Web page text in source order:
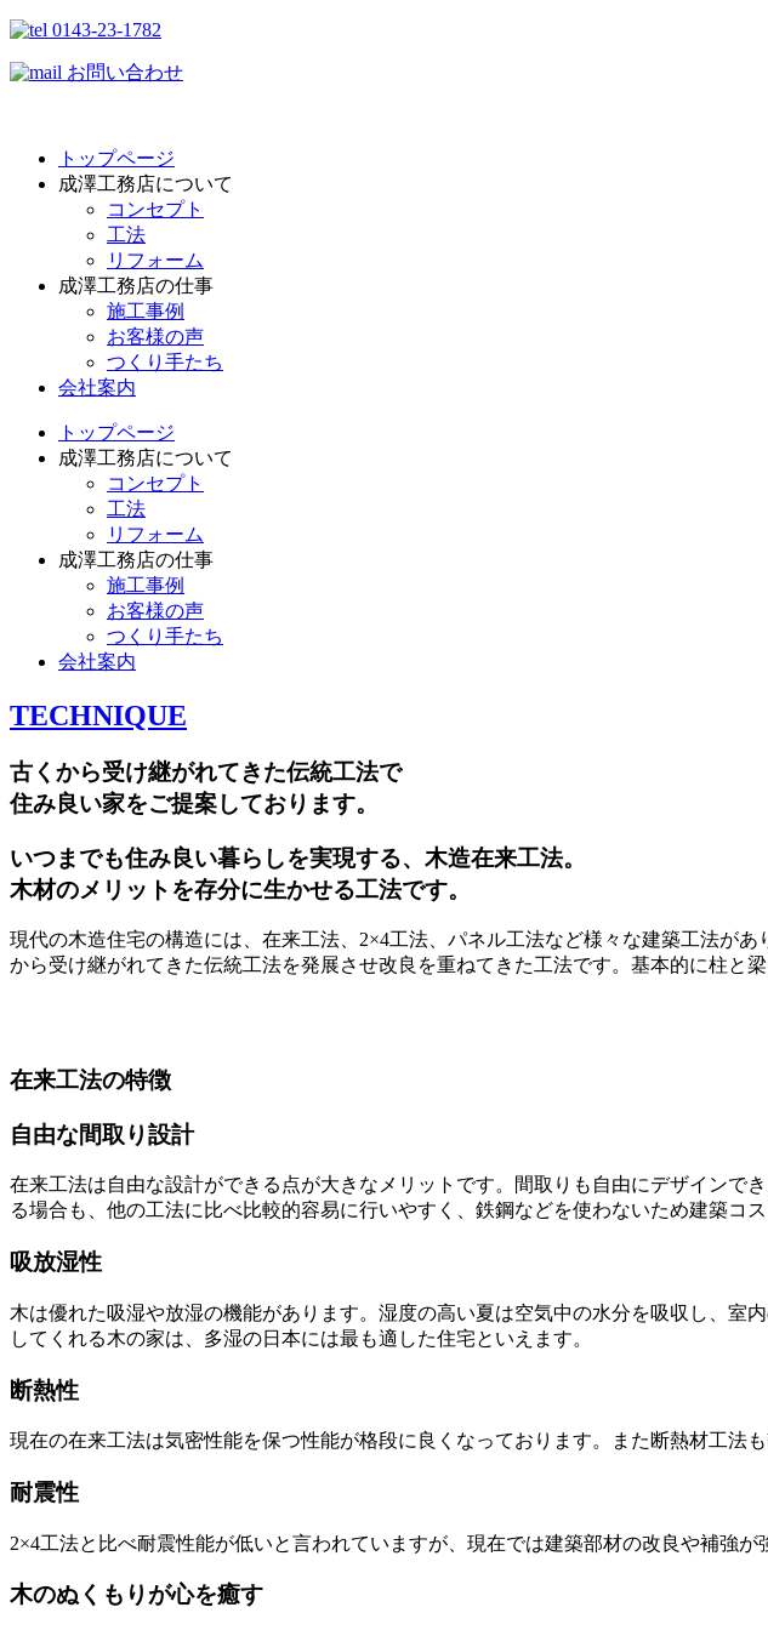
0143-23-1782
お問い合わせ
トップページ
成澤工務店について
コンセプト
工法
リフォーム
成澤工務店の仕事
施工事例
お客様の声
つくり手たち
会社案内
トップページ
成澤工務店について
コンセプト
工法
リフォーム
成澤工務店の仕事
施工事例
お客様の声
つくり手たち
会社案内
TECHNIQUE
古くから受け継がれてきた伝統工法で
住み良い家をご提案しております。
いつまでも住み良い暮らしを実現する、木造在来工法。
木材のメリットを存分に生かせる工法です。
現代の木造住宅の構造には、在来工法、2×4工法、パネル工法など様々な建築工法が
から受け継がれてきた伝統工法を発展させ改良を重ねてきた工法です。基本的に柱と
在来工法の特徴
自由な間取り設計
在来工法は自由な設計ができる点が大きなメリットです。間取りも自由にデザイン
る場合も、他の工法に比べ比較的容易に行いやすく、鉄鋼などを使わないため建築コ
吸放湿性
木は優れた吸湿や放湿の機能があります。湿度の高い夏は空気中の水分を吸収し、
してくれる木の家は、多湿の日本には最も適した住宅といえます。
断熱性
現在の在来工法は気密性能を保つ性能が格段に良くなっております。また断熱材工法
耐震性
2×4工法と比べ耐震性能が低いと言われていますが、現在では建築部材の改良や補強
木のぬくもりが心を癒す